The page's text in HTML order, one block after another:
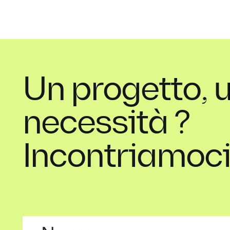
Un progetto,
necessità ?